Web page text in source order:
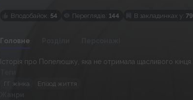
Вподобайок: 54 Переглядів: 144 В закладинках у: 79
Головне
Історія про Попелюшку, яка не отримала щасливого кінця.
ГГ жінка Епізод життя